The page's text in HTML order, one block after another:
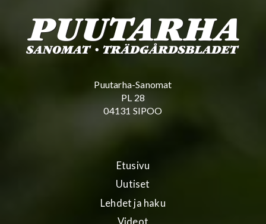
Puutarha-Sanomat
PL 28
04131 SIPOO
Etusivu
Uutiset
Lehdet ja haku
Videot